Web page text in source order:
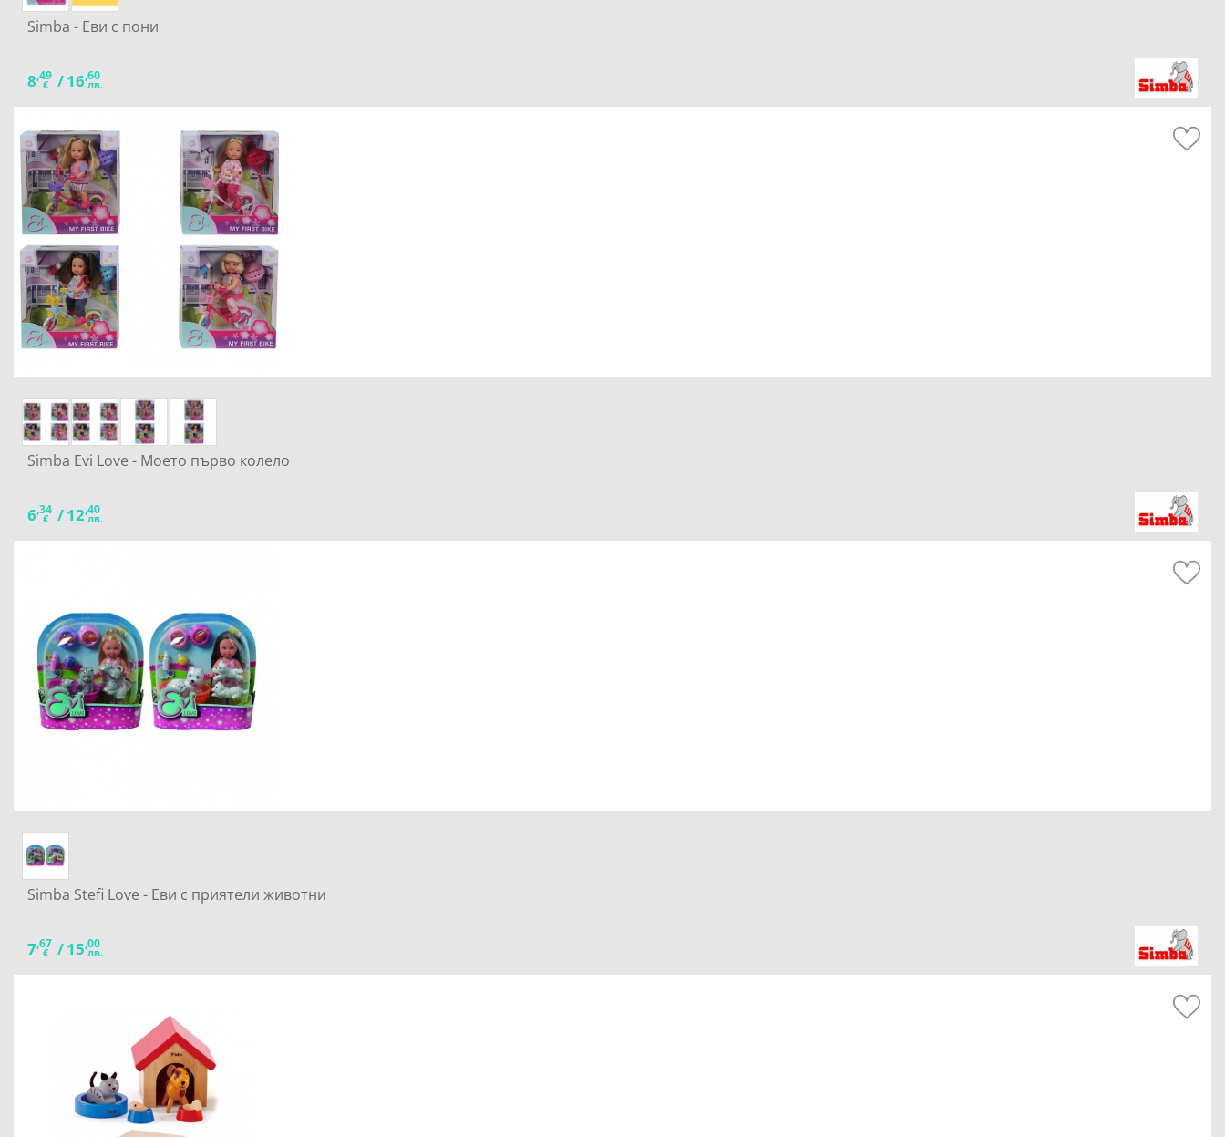
Simba - Еви с пони
8,49
€ /16,60
лв.
Simba Evi Love - Моето първо колело
6,34
€ /12,40
лв.
Simba Stefi Love - Еви с приятели животни
7,67
€ /15,00
лв.